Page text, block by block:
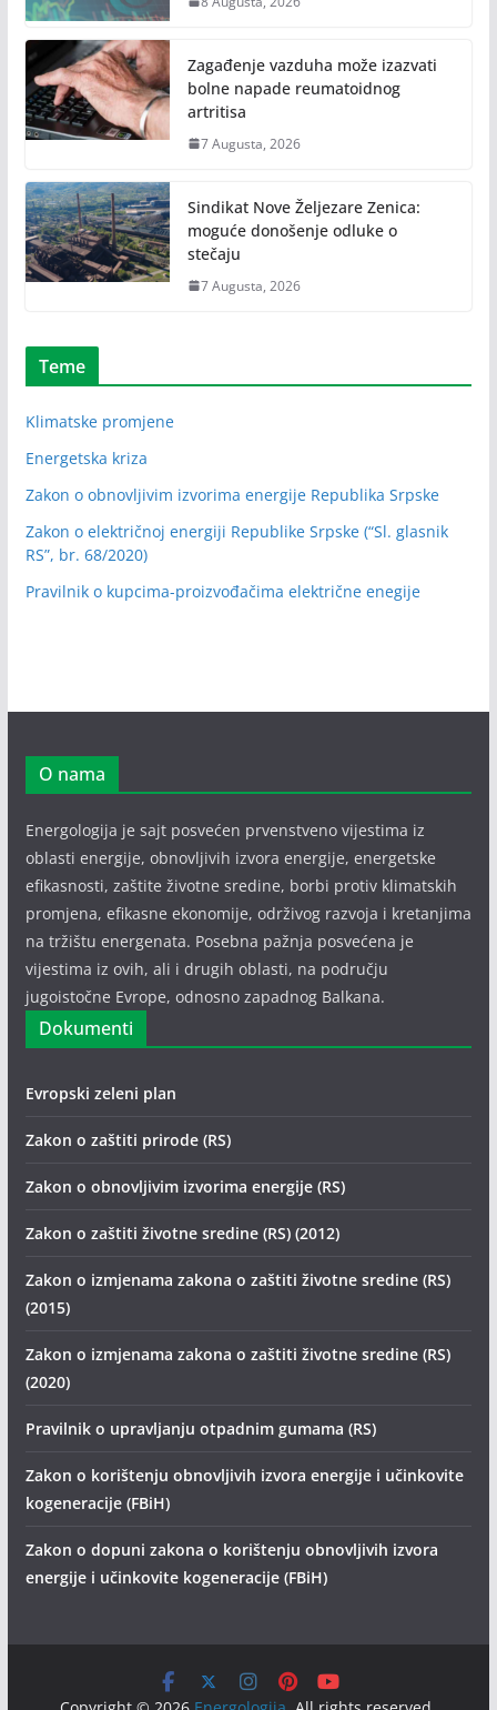
Zagađenje vazduha može izazvati
bolne napade reumatoidnog
artritisa
7 Augusta, 2026
Sindikat Nove Željezare Zenica:
moguće donošenje odluke o
stečaju
7 Augusta, 2026
Teme
Klimatske promjene
Energetska kriza
Zakon o obnovljivim izvorima energije Republika Srpske
Zakon o električnoj energiji Republike Srpske (“Sl. glasnik
RS”, br. 68/2020)
Pravilnik o kupcima-proizvođačima električne enegije
O nama
Energologija je sajt posvećen prvenstveno vijestima iz
oblasti energije, obnovljivih izvora energije, energetske
efikasnosti, zaštite životne sredine, borbi protiv klimatskih
promjena, efikasne ekonomije, održivog razvoja i kretanjima
na tržištu energenata. Posebna pažnja posvećena je
vijestima iz ovih, ali i drugih oblasti, na području
jugoistočne Evrope, odnosno zapadnog Balkana.
Dokumenti
Evropski zeleni plan
Zakon o zaštiti prirode (RS)
Zakon o obnovljivim izvorima energije (RS)
Zakon o zaštiti životne sredine (RS) (2012)
Zakon o izmjenama zakona o zaštiti životne sredine (RS)
(2015)
Zakon o izmjenama zakona o zaštiti životne sredine (RS)
(2020)
Pravilnik o upravljanju otpadnim gumama (RS)
Zakon o korištenju obnovljivih izvora energije i učinkovite
kogeneracije (FBiH)
Zakon o dopuni zakona o korištenju obnovljivih izvora
energije i učinkovite kogeneracije (FBiH)